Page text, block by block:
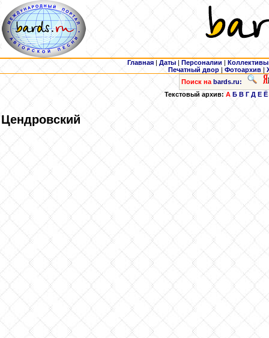
Главная | Даты | Персоналии | Коллективы
Печатный двор |Фотоархив |
Поиск на bards.ru:
Текстовый архив:А Б В Г Д Е Ё
Цендровский